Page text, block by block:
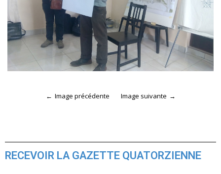
Image précédente Image suivante
RECEVOIR LA GAZETTE QUATORZIENNE